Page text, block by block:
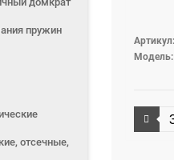
пружин
отсечные,
Модель: